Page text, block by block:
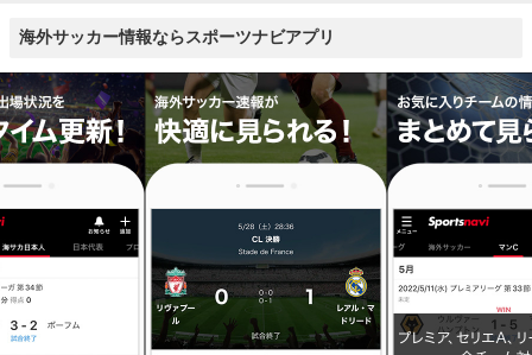
海外サッカー情報ならスポーツナビアプリ